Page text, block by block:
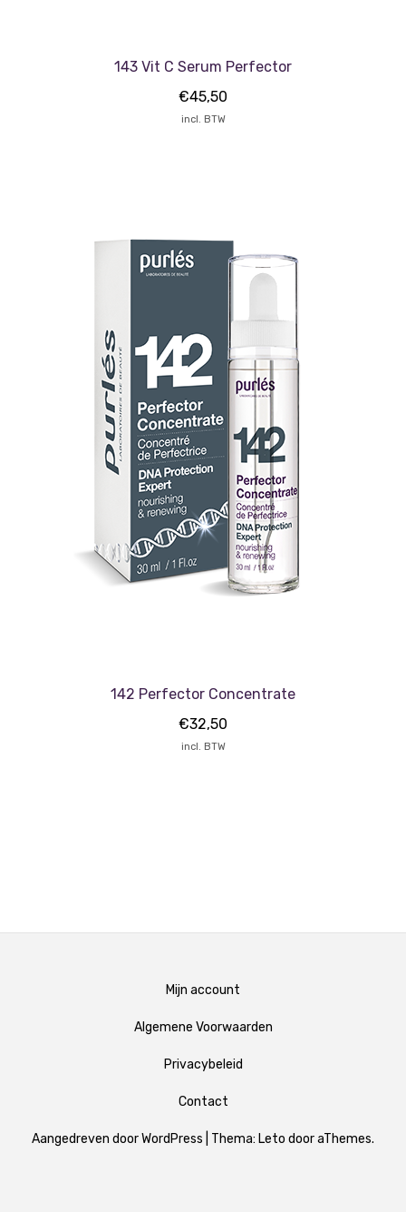
143 Vit C Serum Perfector
€45,50
incl. BTW
142 Perfector Concentrate
€32,50
incl. BTW
Mijn account
Algemene Voorwaarden
Privacybeleid
Contact
Aangedreven door WordPress Thema: Leto door aThemes.